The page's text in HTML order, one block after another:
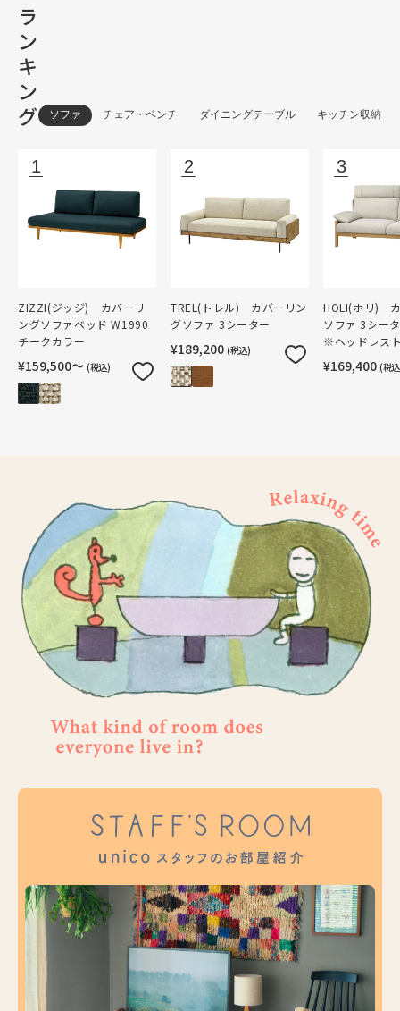
ラ
ン
キ
ン
グ
ソファ チェア・ベンチ ダイニングテーブル キッチン収納
ZIZZI(ジッジ) カバーリ
ングソファベッド W1990
チークカラー
¥159,500〜 (税込)
TREL(トレル) カバーリン
グソファ 3シーター
¥189,200 (税込)
HOLI(ホリ)
ソファ 3シー
※ヘッドレス
¥169,400 (税